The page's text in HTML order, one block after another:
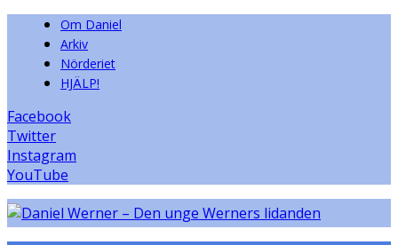
Om Daniel
Arkiv
Nörderiet
HJÄLP!
Facebook
Twitter
Instagram
YouTube